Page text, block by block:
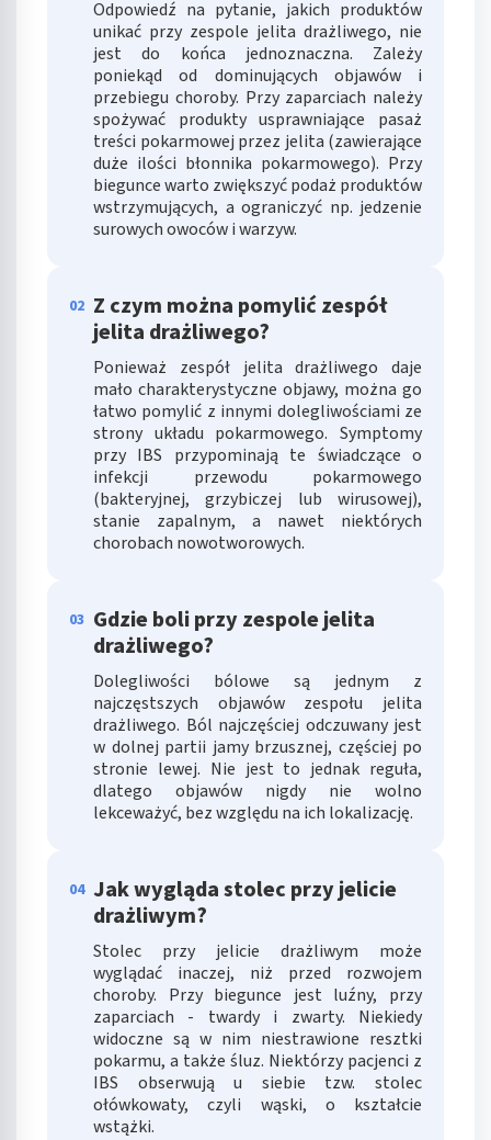
Odpowiedź na pytanie, jakich produktów
unikać przy zespole jelita drażliwego, nie
jest do końca jednoznaczna. Zależy
poniekąd od dominujących objawów i
przebiegu choroby. Przy zaparciach należy
spożywać produkty usprawniające pasaż
treści pokarmowej przez jelita (zawierające
duże ilości błonnika pokarmowego). Przy
biegunce warto zwiększyć podaż produktów
wstrzymujących, a ograniczyć np. jedzenie
surowych owoców i warzyw.
02 Z czym można pomylić zespół
jelita drażliwego?
Ponieważ zespół jelita drażliwego daje
mało charakterystyczne objawy, można go
łatwo pomylić z innymi dolegliwościami ze
strony układu pokarmowego. Symptomy
przy IBS przypominają te świadczące o
infekcji przewodu pokarmowego
(bakteryjnej, grzybiczej lub wirusowej),
stanie zapalnym, a nawet niektórych
chorobach nowotworowych.
03 Gdzie boli przy zespole jelita
drażliwego?
Dolegliwości bólowe są jednym z
najczęstszych objawów zespołu jelita
drażliwego. Ból najczęściej odczuwany jest
w dolnej partii jamy brzusznej, częściej po
stronie lewej. Nie jest to jednak reguła,
dlatego objawów nigdy nie wolno
lekceważyć, bez względu na ich lokalizację.
04 Jak wygląda stolec przy jelicie
drażliwym?
Stolec przy jelicie drażliwym może
wyglądać inaczej, niż przed rozwojem
choroby. Przy biegunce jest luźny, przy
zaparciach - twardy i zwarty. Niekiedy
widoczne są w nim niestrawione resztki
pokarmu, a także śluz. Niektórzy pacjenci z
IBS obserwują u siebie tzw. stolec
ołówkowaty, czyli wąski, o kształcie
wstążki.